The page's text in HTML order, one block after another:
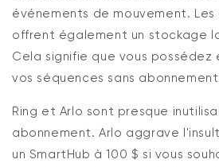
événements de mouvement. Les
offrent également un stockage
Cela signifie que vous
vos séquences sans
Ring et Arlo sont presque
abonnement. Arlo aggrave
un SmartHub à 100 $ si vous